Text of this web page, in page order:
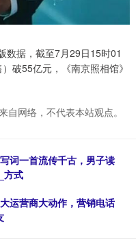
据，截至7月29日15时01
破55亿元，《南京照相馆》
自网络，不代表本站观点。
词一首流传千古，男子读
方式
运营商大动作，营销电话